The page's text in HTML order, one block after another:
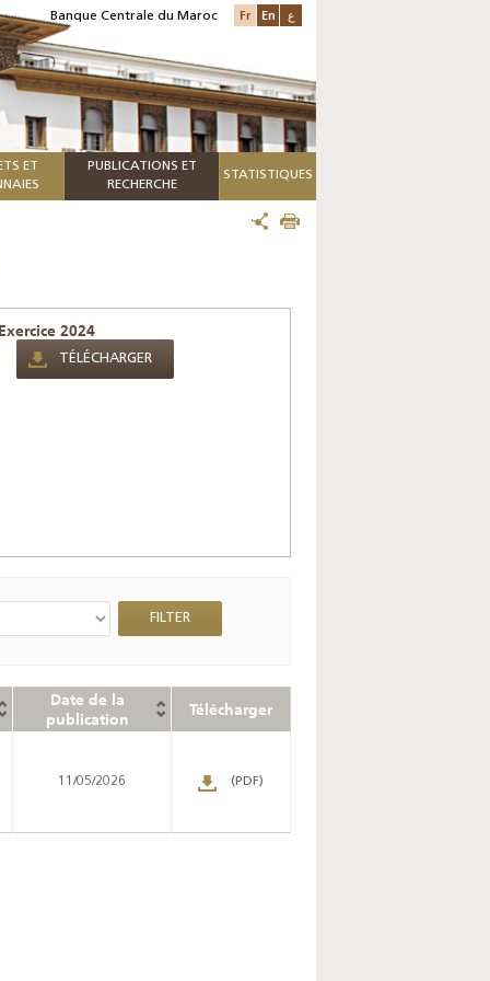
Banque Centrale du Maroc Fr En ع
ET
PUBLICATIONS ET
RECHERCHE
STATISTIQUES
2024
TÉLÉCHARGER
Date de la
publication
Télécharger
11/05/2026 (PDF)